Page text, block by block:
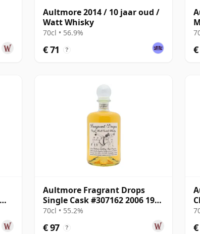
Aultmore 2014 / 10 jaar oud /
Watt Whisky
70cl • 56.9%
€ 71 ?
Aultmore Fragrant Drops
Single Cask #307162 2006 19
jaar oud
70cl • 55.2%
€ 97 ? €